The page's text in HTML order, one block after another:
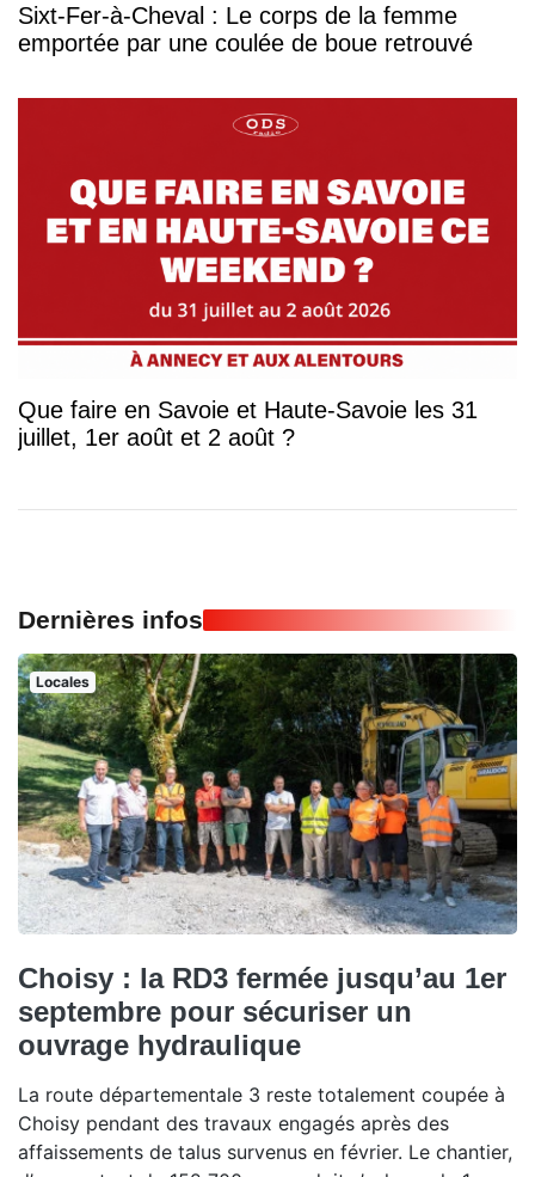
Sixt-Fer-à-Cheval : Le corps de la femme
emportée par une coulée de boue retrouvé
Que faire en Savoie et Haute-Savoie les 31
juillet, 1er août et 2 août ?
Dernières infos
Locales
Choisy : la RD3 fermée jusqu’au 1er
septembre pour sécuriser un
ouvrage hydraulique
La route départementale 3 reste totalement coupée à
Choisy pendant des travaux engagés après des
affaissements de talus survenus en février. Le chantier,